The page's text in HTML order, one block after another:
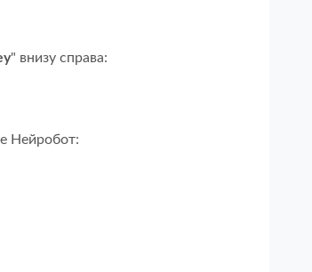
" внизу справа:
Нейробот: